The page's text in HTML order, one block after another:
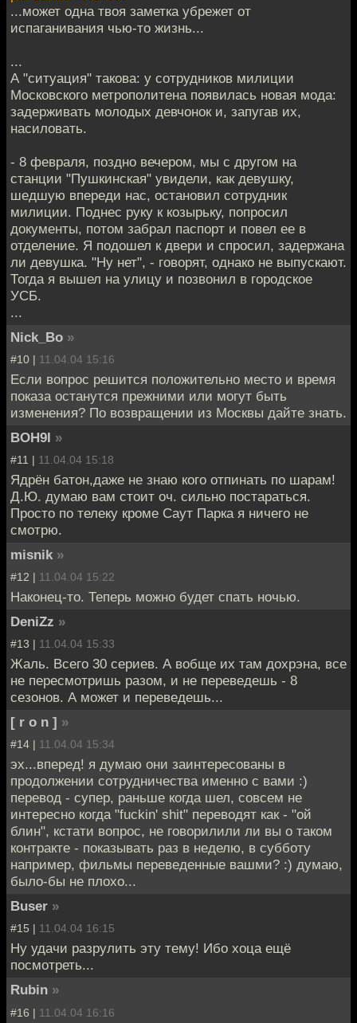
...может одна твоя заметка убрежет от
испаганивания чью-то жизнь...
...
А "ситуация" такова: у сотрудников милиции
Московского метрополитена появилась новая мода:
задерживать молодых девчонок и, запугав их,
насиловать.
- 8 февраля, поздно вечером, мы с другом на
станции "Пушкинская" увидели, как девушку,
шедшую впереди нас, остановил сотрудник
милиции. Поднес руку к козырьку, попросил
документы, потом забрал паспорт и повел ее в
отделение. Я подошел к двери и спросил, задержана
ли девушка. "Ну нет", - говорят, однако не выпускают.
Тогда я вышел на улицу и позвонил в городское
УСБ.
...
Nick_Bo »
#10 | 11.04.04 15:16
Если вопрос решится положительно место и время
показа останутся прежними или могут быть
изменения? По возвращении из Москвы дайте знать.
BOH9I »
#11 | 11.04.04 15:18
Ядрён батон,даже не знаю кого отпинать по шарам!
Д.Ю. думаю вам стоит оч. сильно постараться.
Просто по телеку кроме Саут Парка я ничего не
смотрю.
misnik »
#12 | 11.04.04 15:22
Наконец-то. Теперь можно будет спать ночью.
DeniZz »
#13 | 11.04.04 15:33
Жаль. Всего 30 сериев. А вобще их там дохрэна, все
не пересмотришь разом, и не переведешь - 8
сезонов. А может и переведешь...
[ r o n ] »
#14 | 11.04.04 15:34
эх...вперед! я думаю они заинтересованы в
продолжении сотрудничества именно с вами :)
перевод - супер, раньше когда шел, совсем не
интересно когда "fuckin' shit" переводят как - "ой
блин", кстати вопрос, не говорилили ли вы о таком
контракте - показывать раз в неделю, в субботу
например, фильмы переведенные вашми? :) думаю,
было-бы не плохо...
Buser »
#15 | 11.04.04 16:15
Ну удачи разрулить эту тему! Ибо хоца ещё
посмотреть...
Rubin »
#16 | 11.04.04 16:16